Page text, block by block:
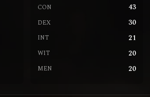
CON 43
DEX 30
INT 21
WIT 20
MEN 20